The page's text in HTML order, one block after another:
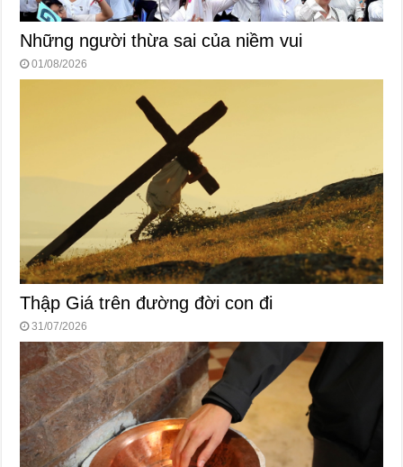
Những người thừa sai của niềm vui
01/08/2026
Thập Giá trên đường đời con đi
31/07/2026